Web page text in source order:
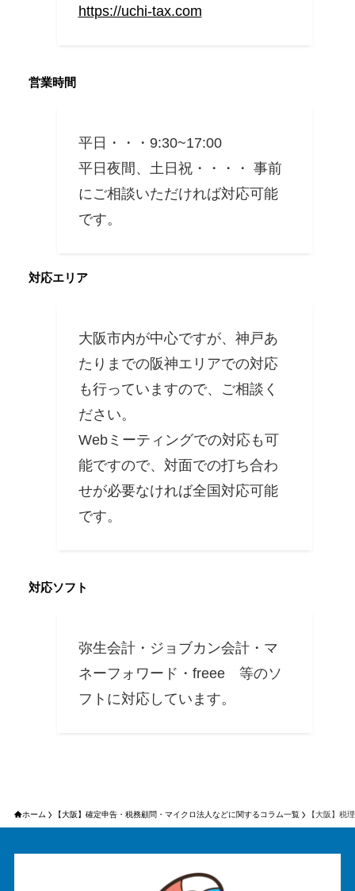
https://uchi-tax.com
営業時間
平日・・・9:30~17:00
平日夜間、土日祝・・・・ 事前
にご相談いただければ対応可能
です。
対応エリア
大阪市内が中心ですが、神戸あ
たりまでの阪神エリアでの対応
も行っていますので、ご相談く
ださい。
Webミーティングでの対応も可
能ですので、対面での打ち合わ
せが必要なければ全国対応可能
です。
対応ソフト
弥生会計・ジョブカン会計・マ
ネーフォワード・freee 等のソ
フトに対応しています。
ホーム 【大阪】確定申告・税務顧問・マイクロ法人などに関するコラム一覧 【大阪】税